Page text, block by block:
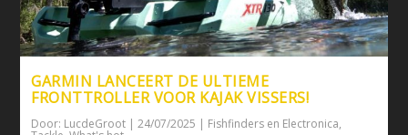
GARMIN LANCEERT DE ULTIEME
FRONTTROLLER VOOR KAJAK VISSERS!
Door: LucdeGroot |24/07/2025 | Fishfinders en Electronica,